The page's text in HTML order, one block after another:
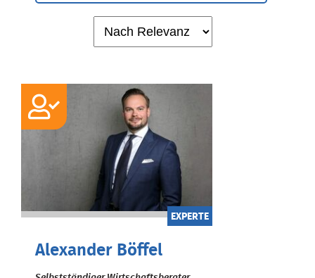
EXPERTE
Alexander Böffel